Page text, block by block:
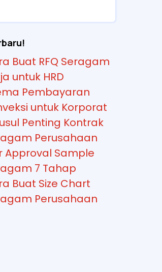
Buat RFQ Seragam
untuk HRD
Pembayaran
untuk Korporat
Penting Kontrak
Perusahaan
Approval Sample
7 Tahap
Buat Size Chart
Perusahaan